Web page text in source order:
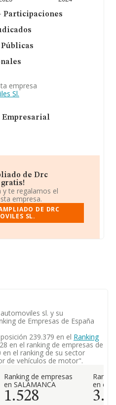
desde la constitución es
es de 3.
S.L
motor ligero (cnae 4511).
de vehículos de motor
provincia, la compañía ha
Participaciones
empresa
Sl.
Empresarial
de Drc
gratis!
y te regalamos el
empresa.
DE DRC
SL.
sl. y su
de Empresas de España
239.379 en el Ranking
en el ranking de empresas de
en el ranking de su sector
de vehículos de motor".
Ranking de empresas
en SALAMANCA
1.528
en el